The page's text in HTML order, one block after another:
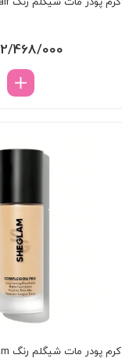
2/468/000
کرم پودر مات شیگلم رنگ Buttercream